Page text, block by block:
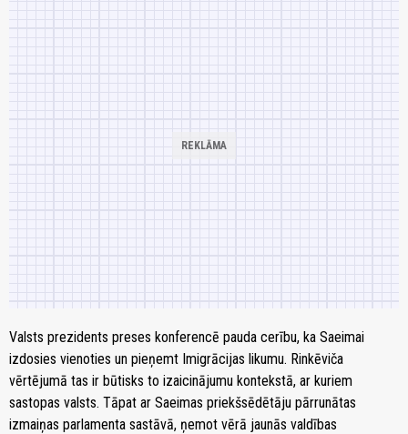
Valsts prezidents preses konferencē pauda cerību, ka Saeimai
izdosies vienoties un pieņemt Imigrācijas likumu. Rinkēviča
vērtējumā tas ir būtisks to izaicinājumu kontekstā, ar kuriem
sastopas valsts. Tāpat ar Saeimas priekšsēdētāju pārrunātas
izmaiņas parlamenta sastāvā, ņemot vērā jaunās valdības